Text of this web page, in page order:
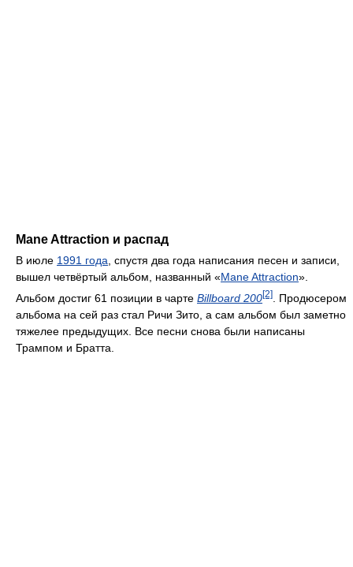
Mane Attraction и распад
В июле 1991 года, спустя два года написания песен и записи,
вышел четвёртый альбом, названный «Mane Attraction».
Альбом достиг 61 позиции в чарте Billboard 200[2]
. Продюсером
альбома на сей раз стал Ричи Зито, а сам альбом был заметно
тяжелее предыдущих. Все песни снова были написаны
Трампом и Братта.